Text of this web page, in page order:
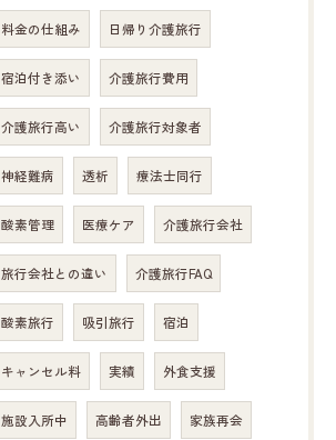
料金の仕組み 日帰り介護旅行
宿泊付き添い 介護旅行費用
介護旅行高い 介護旅行対象者
神経難病 透析 療法士同行
酸素管理 医療ケア 介護旅行会社
旅行会社との違い 介護旅行FAQ
酸素旅行 吸引旅行 宿泊
キャンセル料 実績 外食支援
施設入所中 高齢者外出 家族再会